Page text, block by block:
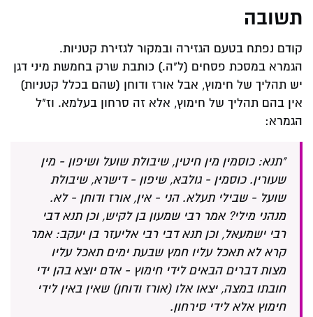
תשובה
קודם נפתח בטעם הגזירה ובמקור לגזירת קטניות.
הגמרא במסכת פסחים (ל"ה.) כותבת שרק בחמשת מיני דגן
יש תהליך של חימוץ, אבל אורז ודוחן (שהם בכלל קטניות)
אין בהם תהליך של חימוץ, אלא זה סרחון בעלמא. וז"ל
הגמרא:
"תנא: כוסמין מין חיטין, שיבולת שועל ושיפון - מין
שעורין. כוסמין - גולבא, שיפון - דישרא, שיבולת
שועל - שבילי תעלא. הני - אין, אורז ודוחן - לא.
מנהני מילי? אמר רבי שמעון בן לקיש, וכן תנא דבי
רבי ישמעאל, וכן תנא דבי רבי אליעזר בן יעקב: אמר
קרא לא תאכל עליו חמץ שבעת ימים תאכל עליו
מצות דברים הבאים לידי חימוץ - אדם יוצא בהן ידי
חובתו במצה, יצאו אלו (אורז ודוחן) שאין באין לידי
חימוץ אלא לידי סירחון.